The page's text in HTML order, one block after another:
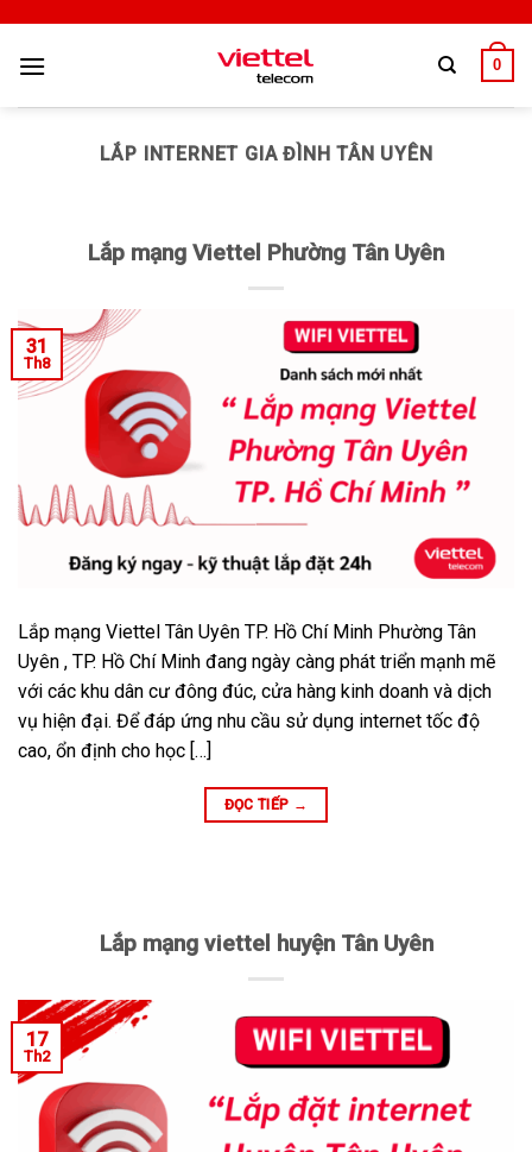
0
LẮP INTERNET GIA ĐÌNH TÂN UYÊN
Lắp mạng Viettel Phường Tân Uyên
31
Th8
Lắp mạng Viettel Tân Uyên TP. Hồ Chí Minh Phường Tân
Uyên , TP. Hồ Chí Minh đang ngày càng phát triển mạnh mẽ
với các khu dân cư đông đúc, cửa hàng kinh doanh và dịch
vụ hiện đại. Để đáp ứng nhu cầu sử dụng internet tốc độ
cao, ổn định cho học […]
ĐỌC TIẾP →
Lắp mạng viettel huyện Tân Uyên
17
Th2